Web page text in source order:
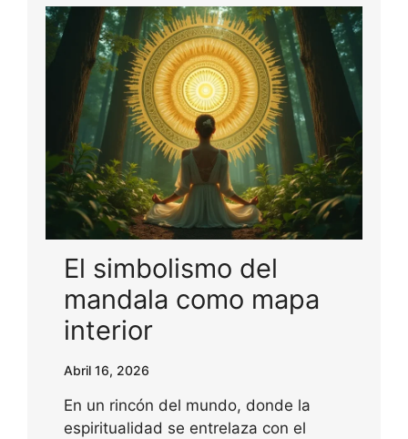
El simbolismo del
mandala como mapa
interior
Abril 16, 2026
En un rincón del mundo, donde la
espiritualidad se entrelaza con el